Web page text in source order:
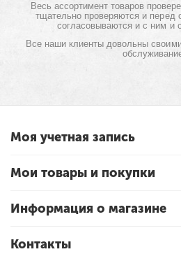
Весь ассортимент товаров
тщательно проверяются и перед
согласовываются и с ним и
Все наши клиенты довольны
Моя учетная запись
Мои товары и покупки
Информация о магазине
Контакты